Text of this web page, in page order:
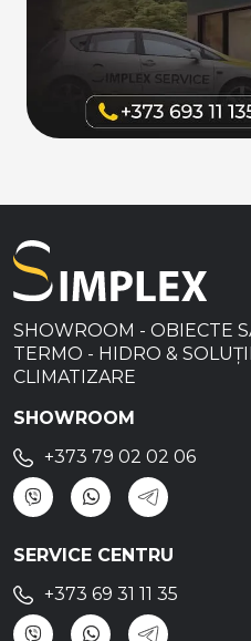
SHOWROOM - OBIECTE
TERMO - HIDRO &
CLIMATIZARE
SHOWROOM
+373 79 02 02 06
SERVICE CENTRU
+373 69 31 11 35